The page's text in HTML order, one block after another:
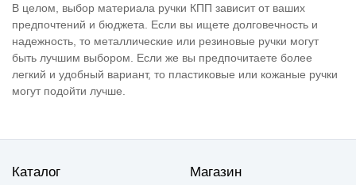
В целом, выбор материала ручки КПП зависит от ваших
предпочтений и бюджета. Если вы ищете долговечность и
надежность, то металлические или резиновые ручки могут
быть лучшим выбором. Если же вы предпочитаете более
легкий и удобный вариант, то пластиковые или кожаные ручки
могут подойти лучше.
Каталог Магазин